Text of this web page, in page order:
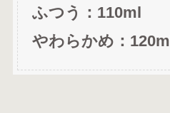
ふつう：110ml
やわらかめ：120ml